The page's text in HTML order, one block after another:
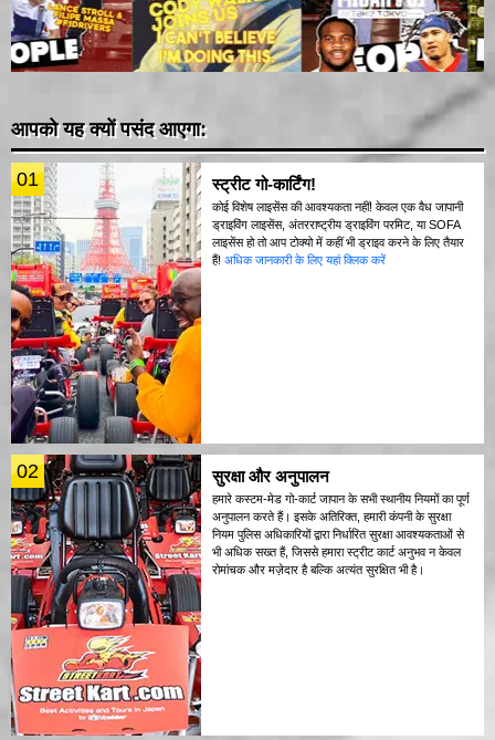
आपको यह क्यों पसंद आएगा:
01 स्ट्रीट गो-कार्टिंग!
कोई विशेष लाइसेंस की आवश्यकता नहीं! केवल एक वैध जापानी
ड्राइविंग लाइसेंस, अंतरराष्ट्रीय ड्राइविंग परमिट, या SOFA
लाइसेंस हो तो आप टोक्यो में कहीं भी ड्राइव करने के लिए तैयार
हैं! अधिक जानकारी के लिए यहां क्लिक करें
02 सुरक्षा और अनुपालन
हमारे कस्टम-मेड गो-कार्ट जापान के सभी स्थानीय नियमों का पूर्ण
अनुपालन करते हैं। इसके अतिरिक्त, हमारी कंपनी के सुरक्षा
नियम पुलिस अधिकारियों द्वारा निर्धारित सुरक्षा आवश्यकताओं से
भी अधिक सख्त हैं, जिससे हमारा स्ट्रीट कार्ट अनुभव न केवल
रोमांचक और मज़ेदार है बल्कि अत्यंत सुरक्षित भी है।